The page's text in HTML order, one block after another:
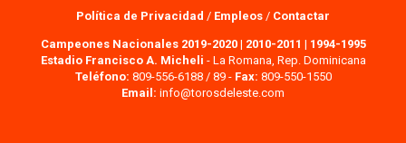
Política de Privacidad / Empleos / Contactar
Campeones Nacionales 2019-2020| 2010-2011 | 1994-1995
Estadio Francisco A. Micheli - La Romana, Rep. Dominicana
Teléfono: 809-556-6188 / 89 - Fax: 809-550-1550
Email: info@torosdeleste.com